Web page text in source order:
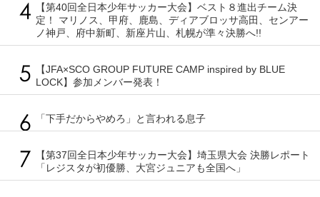
【第40回全日本少年サッカー大会】ベスト８進出チーム決
定！ マリノス、甲府、鹿島、ディアブロッサ高田、センアー
ノ神戸、府中新町、新座片山、札幌が準々決勝へ!!
【JFA×SCO GROUP FUTURE CAMP inspired by BLUE
LOCK】参加メンバー発表！
「下手だからやめろ」と言われる息子
【第37回全日本少年サッカー大会】埼玉県大会 決勝レポート
「レジスタが初優勝、大宮ジュニアも全国へ」